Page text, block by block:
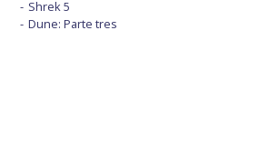
Shrek 5
Dune: Parte tres